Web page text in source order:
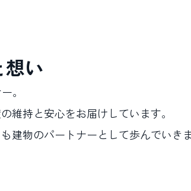
い
。
維持と安心をお届けしています。
建物のパートナーとして歩んでいき